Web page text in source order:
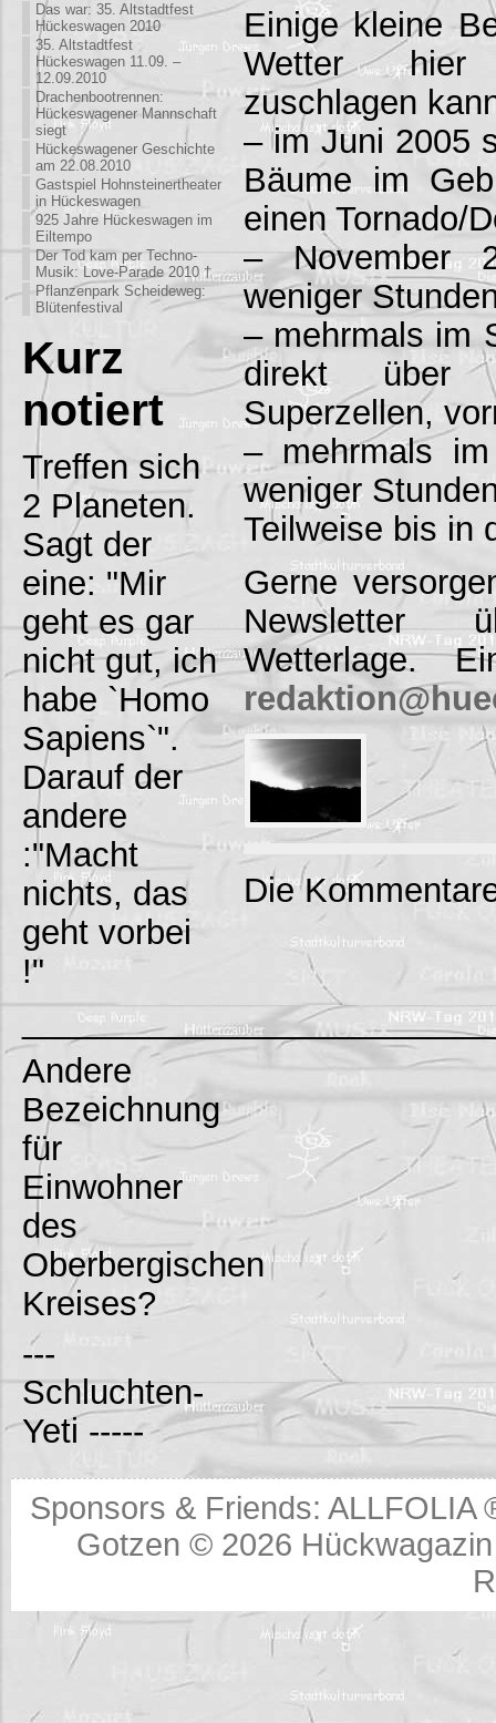
Das war: 35. Altstadtfest
Hückeswagen 2010
35. Altstadtfest
Hückeswagen 11.09. –
12.09.2010
Drachenbootrennen:
Hückeswagener Mannschaft
siegt
Hückeswagener Geschichte
am 22.08.2010
Gastspiel Hohnsteinertheater
in Hückeswagen
925 Jahre Hückeswagen im
Eiltempo
Der Tod kam per Techno-
Musik: Love-Parade 2010 †
Pflanzenpark Scheideweg:
Blütenfestival
Kurz
notiert
Treffen sich
2 Planeten.
Sagt der
eine: "Mir
geht es gar
nicht gut, ich
habe `Homo
Sapiens`".
Darauf der
andere
:"Macht
nichts, das
geht vorbei
!"
Andere
Bezeichnung
für
Einwohner
des
Oberbergischen
Kreises?
---
Schluchten-
Yeti -----
Einige kleine
Wetter hier
zuschlagen
– im Juni 2005
Bäume im
einen Tornado/
– November
weniger
– mehrmals im
direkt über
Superzellen,
– mehrmals
weniger
Teilweise bis in
Gerne
Newsletter
Wetterlage.
Die
Sponsors & Friends:ALLFOLIA
Gotzen © 2026